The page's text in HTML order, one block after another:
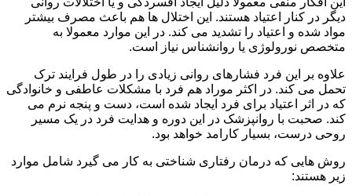
دیگر در کنار اعتیاد هستند. این اختلال ها هم باعث مصرف بیشتر
مواد شده و اعتیاد را تشدید می کند. در این موارد معمولا به
متخصص نورولوژی یا روانشناس نیاز است.
علاوه بر این فرد فشارهای روانی زیادی را در طول فرایند ترک
تحمل می کند. در اکثر موراد هم فرد با مشکلات عاطفی و خانوادگی
که در اثر اعتیاد برای فرد ایجاد شده است، دست و پنجه نرم می
کند. صحبت با روانپزشک در این دوره و هدایت فرد در یک مسیر
روحی درست، بسیار کارامد خواهد بود.
روش هایی که درمان رفتاری شناختی به کار می گیرد شامل موارد
زیر هستند: